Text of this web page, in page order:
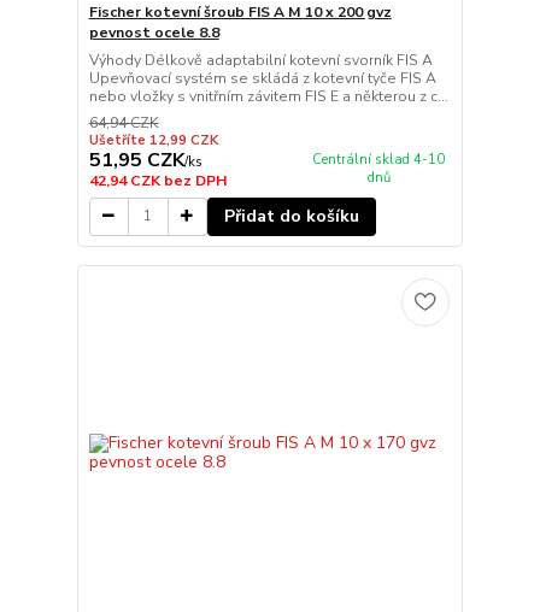
Fischer kotevní šroub FIS A M 10 x 200 gvz
pevnost ocele 8.8
Výhody Délkově adaptabilní kotevní svorník FIS A
Upevňovací systém se skládá z kotevní tyče FIS A
nebo vložky s vnitřním závitem FIS E a některou z c...
64,94 CZK
Ušetříte 12,99 CZK
51,95 CZK/ks
42,94 CZKbez DPH
Centrální sklad 4-10
dnů
Přidat do košíku